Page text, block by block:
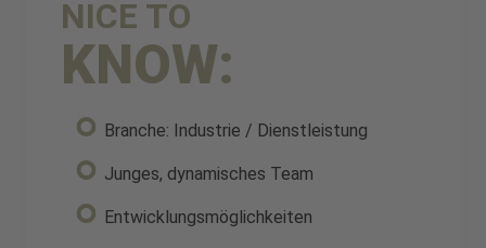
NICE TO
KNOW:
Branche: Industrie / Dienstleistung
Junges, dynamisches Team
Entwicklungsmöglichkeiten